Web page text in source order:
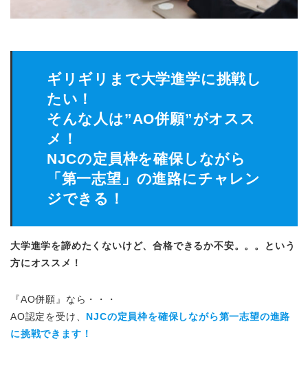
ギリギリまで大学進学に挑戦し
たい！
そんな人は”AO併願”がオスス
メ！
NJCの定員枠を確保しながら
「第一志望」の進路にチャレン
ジできる！
大学進学を諦めたくないけど、合格できるか不安。。。という
方にオススメ！
『AO併願』なら・・・
AO認定を受け、 NJCの定員枠を確保しながら第一志望の進路
に挑戦できます！